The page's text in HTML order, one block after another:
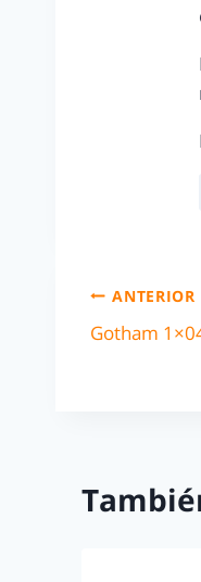
ANTERIOR
Gotham